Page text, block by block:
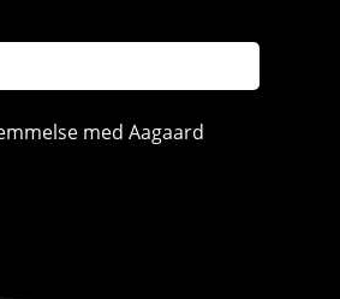
med Aagaard